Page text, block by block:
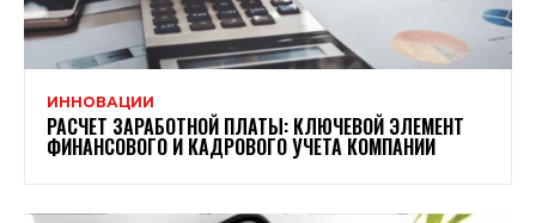
ИННОВАЦИИ
РАСЧЕТ ЗАРАБОТНОЙ ПЛАТЫ: КЛЮЧЕВОЙ ЭЛЕМЕНТ
ФИНАНСОВОГО И КАДРОВОГО УЧЕТА КОМПАНИИ